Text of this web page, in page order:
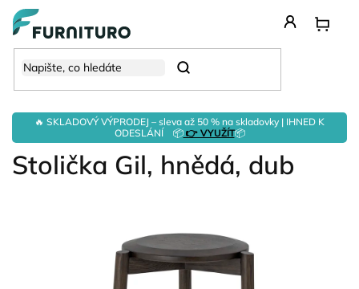
Přejít
obsah
🔥 SKLADOVÝ VÝPRODEJ – sleva až 50 % na skladovky | IHNED K
ODESLÁNÍ 📦👉 VYUŽÍT📦
Hledat
Stolička Gil, hnědá, dub